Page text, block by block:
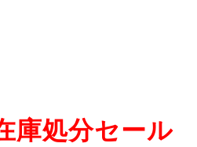
庫処分セール